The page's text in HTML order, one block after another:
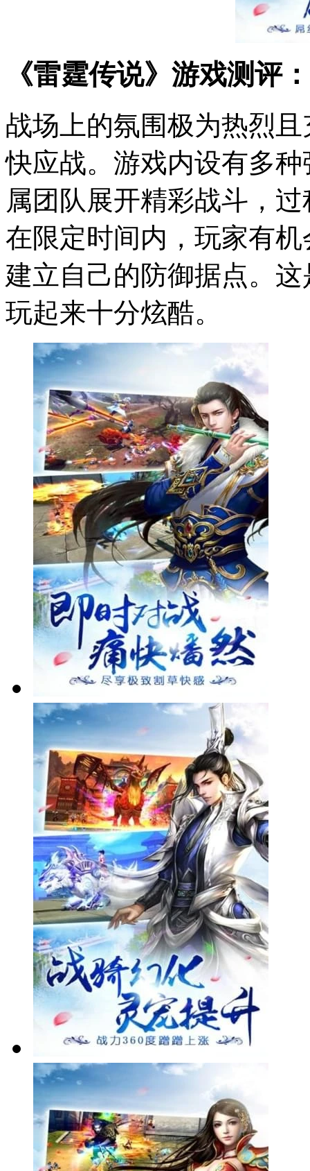
《雷霆传说》游戏测评：
战场上的氛围极为热烈
快应战。游戏内设有多
属团队展开精彩战斗，
在限定时间内，玩家有
建立自己的防御据点。
玩起来十分炫酷。